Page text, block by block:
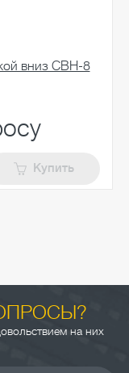
вниз СВН-8
Купить
на них